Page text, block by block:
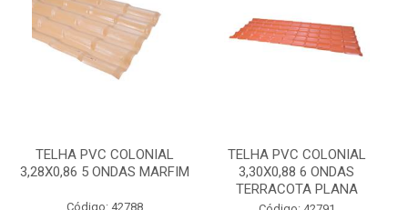
TELHA PVC COLONIAL
3,28X0,86 5 ONDAS MARFIM
Código: 42788
TELHA PVC COLONIAL
3,30X0,88 6 ONDAS
TERRACOTA PLANA